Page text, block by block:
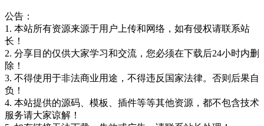
公告：
1. 本站所有资源来源于用户上传和网络，如有侵权请联系站
长！
2. 分享目的仅供大家学习和交流，您必须在下载后24小时内删
除！
3. 不得使用于非法商业用途，不得违反国家法律。否则后果自
负！
4. 本站提供的源码、模板、插件等等其他资源，都不包含技术
服务请大家谅解！